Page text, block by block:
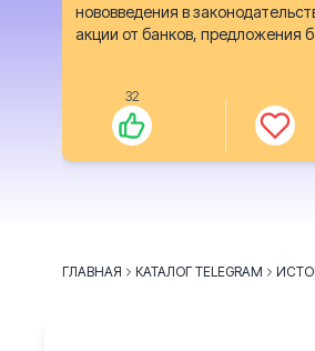
нововведения в
акции от банков, предложения
32
ГЛАВНАЯ КАТАЛОГ TELEGRAM